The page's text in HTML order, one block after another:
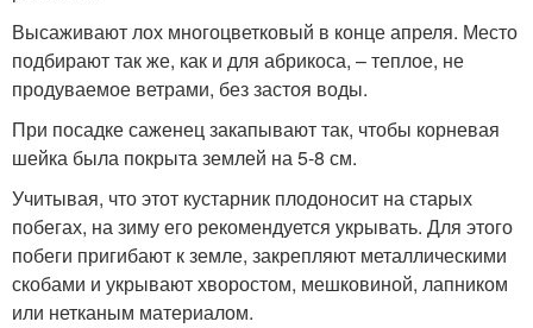
Высаживают лох многоцветковый в конце апреля. Место
подбирают так же, как и для абрикоса, – теплое, не
продуваемое ветрами, без застоя воды.
При посадке саженец закапывают так, чтобы корневая
шейка была покрыта землей на 5-8 см.
Учитывая, что этот кустарник плодоносит на старых
побегах, на зиму его рекомендуется укрывать. Для этого
побеги пригибают к земле, закрепляют металлическими
скобами и укрывают хворостом, мешковиной, лапником
или нетканым материалом.